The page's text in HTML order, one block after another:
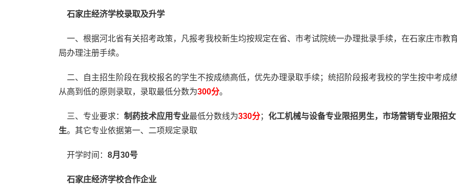
石家庄经济学校录取及升学
一、根据河北省有关招考政策，凡报考我校新生均按规定在省、市考试院统一办理批录手续，在石家庄市教
局办理注册手续。
二、自主招生阶段在我校报名的学生不按成绩高低，优先办理录取手续；统招阶段报考我校的学生按中考成
从高到低的原则录取，录取最低分数为300分。
三、专业要求： 制药技术应用专业最低分数线为330分； 化工机械与设备专业限招男生， 市场营销专业限招女
生。其它专业依据第一、二项规定录取
开学时间： 8月30号
石家庄经济学校合作企业